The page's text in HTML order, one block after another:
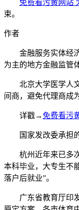
免费看污黄网站
束。
作者
金融服务实体经济
为主的地方金融监管
北京大学医学人文
间商，避免代理商成
详戳→ 免费看污
国家发改委承担的
杭州近年来已多次
本科毕业，大专生不
落户后就业”。
广东省教育厅印发